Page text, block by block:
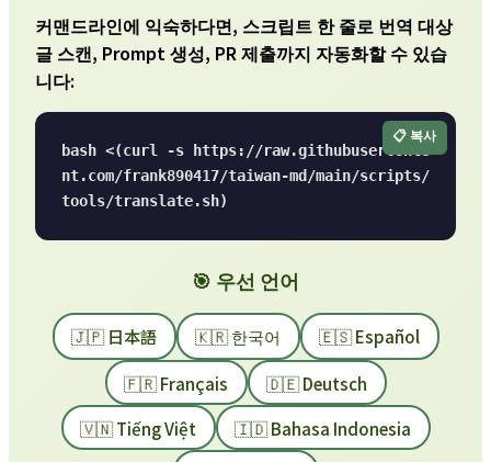
커맨드라인에 익숙하다면, 스크립트 한 줄로 번역 대상
글 스캔, Prompt 생성, PR 제출까지 자동화할 수 있습
니다:
bash <(curl -s https://raw.githubuserconte
nt.com/frank890417/taiwan-md/main/scripts/
tools/translate.sh)
📋 복사
🎯 우선 언어
🇯🇵 日本語 🇰🇷 한국어
🇪🇸 Español
🇫🇷 Français
🇩🇪 Deutsch
🇻🇳 Tiếng Việt
🇮🇩 Bahasa Indonesia